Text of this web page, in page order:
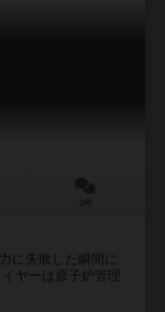
に失敗した瞬間に
ヤーは原子炉管理